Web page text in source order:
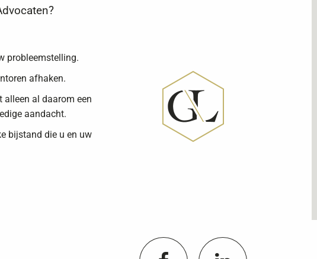
probleemstelling.
afhaken.
alleen al daarom een
aandacht.
bijstand die u en uw